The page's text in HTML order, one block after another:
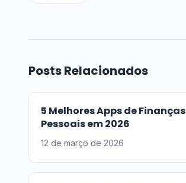
Posts Relacionados
5 Melhores Apps de Finanças
Pessoais em 2026
12 de março de 2026